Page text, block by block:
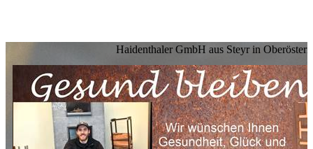
Haidenthaler GmbH aus Steyr in